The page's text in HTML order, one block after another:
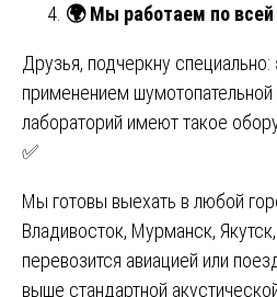
🌍Мы работаем по всей
Друзья, подчеркну специально:
применением
лабораторий имеют такое
✅
Мы готовы выехать в любой
Владивосток, Мурманск,
перевозится авиацией или
выше стандартной